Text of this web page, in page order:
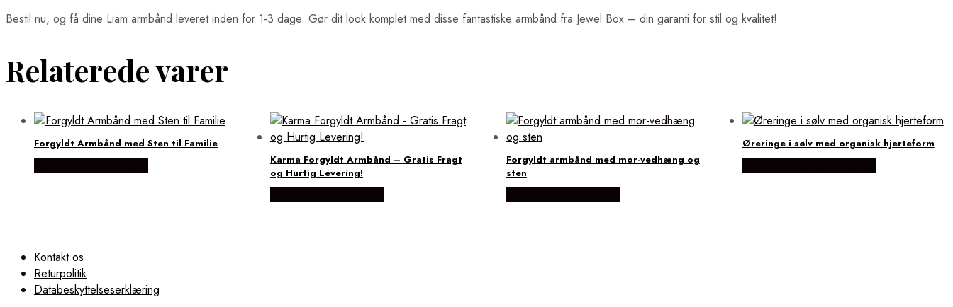
Bestil nu, og få dine Liam armbånd leveret inden for 1-3 dage. Gør dit look komplet med disse fantastiske armbånd fra Jewel Box – din garanti for stil og kvalitet!
Relaterede varer
Forgyldt Armbånd med Sten til Familie
Karma Forgyldt Armbånd – Gratis Fragt
og Hurtig Levering!
Forgyldt armbånd med mor-vedhæng og
sten
Øreringe i sølv med organisk hjerteform
Kontakt os
Returpolitik
Databeskyttelseserklæring